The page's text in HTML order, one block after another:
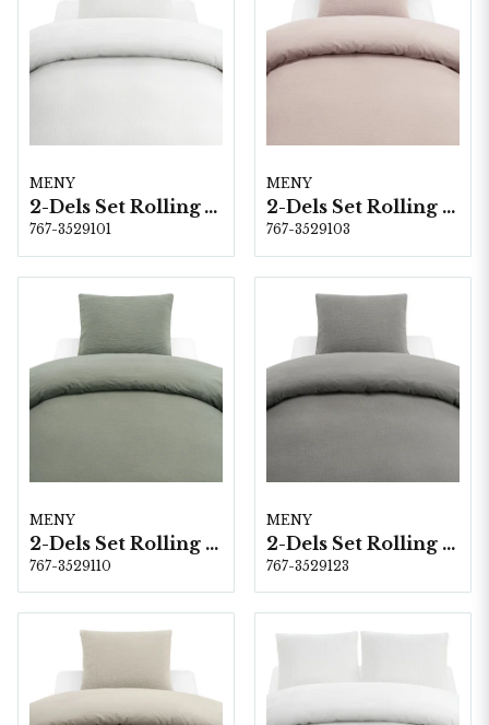
MENY
2-Dels Set Rolling Vit
767-3529101
MENY
2-Dels Set Rolling Rosa
767-3529103
MENY
2-Dels Set Rolling Grön
767-3529110
MENY
2-Dels Set Rolling Grå
767-3529123